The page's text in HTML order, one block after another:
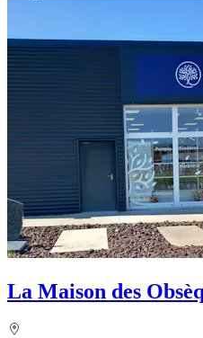
La Maison des